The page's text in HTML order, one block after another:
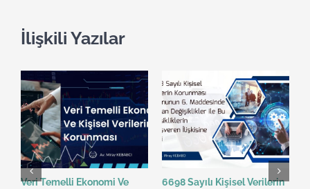
İlişkili Yazılar
Veri Temelli Ekonomi Ve
6698 Sayılı Kişisel Verilerin